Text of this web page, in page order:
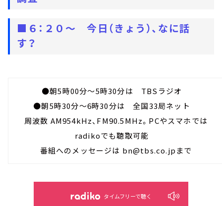
■６：２０～今日（きょう）、なに話
す？
●朝5時00分～5時30分は TBSラジオ
●朝5時30分～6時30分は 全国33局ネット
周波数 AM954kHz、FM90.5MHz。PCやスマホでは
radikoでも聴取可能
番組へのメッセージは bn@tbs.co.jpまで
タイムフリーで聴く